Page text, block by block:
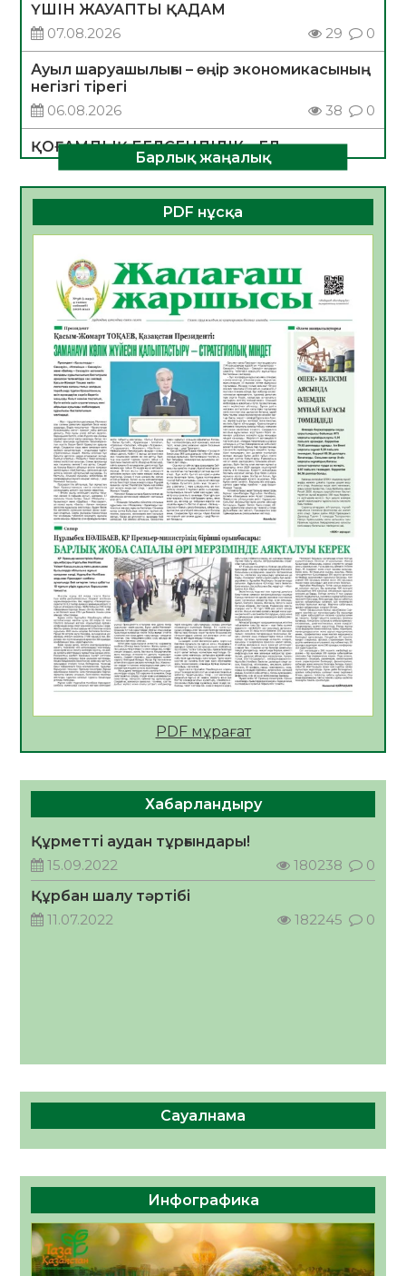
ҮШІН ЖАУАПТЫ ҚАДАМ
07.08.2026
29 0
Ауыл шаруашылығы – өңір экономикасының
негізгі тірегі
06.08.2026
38 0
ҚОҒАМДЫҚ БЕЛСЕНДІЛІК – ЕЛ
ДАМУЫНЫҢ НЕГІЗІ
06.08.2026
35 0
ҚҰРЫЛТАЙ САЙЛАУЫ – БОЛАШАҚҚА
06.08.2026
Инфекциялық ауруларға қарсы иммундау
жұмыстарының тиімділігі
06.08.2026
39
Көкжөтел ауруы туралы
06.08.2026
35
АПВ вакцинасы туралы мәлімет
06.08.2026
35
Open Air: Қызылорда облысы полиция
департаменті 20 мыңнан астам
көрерменнің қауіпсіздігін қамтамасыз етті
06.08.2026
47
ҚЫЗЫЛОРДАДА «САНАЛЫ ҰРПАҚ –
ЖАРҚЫН БОЛАШАҚ» АТТЫ КЕҢЕЙТІЛГЕН
МӘЖІЛІС ӨТТІ
05.08.2026
47
Қазақстан Орталық Азиядағы көшуге ең
азаматтың міндеті
Руслан Рүстемұлы облыс әкімінің
кеңесшісі болып тағайындалды
05.08.2026
46 0
Барлық жаңалық
PDF нұсқа
PDF мұрағат
Хабарландыру
Құрметті аудан тұрғындары!
15.09.2022
180238
0
Құрбан шалу тәртібі
11.07.2022
182245 0
Сауалнама
Инфографика